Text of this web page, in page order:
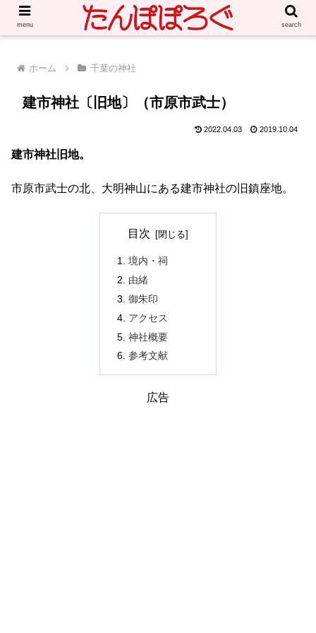
ホーム 千葉の神社
建市神社〔旧地〕（市原市武士）
2022.04.03 2019.10.04
建市神社旧地。
市原市武士の北、大明神山にある建市神社の旧鎮座地。
目次
境内・祠
由緒
御朱印
アクセス
神社概要
参考文献
広告
menu search